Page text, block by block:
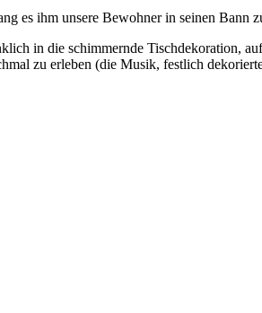
es ihm unsere Bewohner in seinen Bann
in die schimmernde Tischdekoration,
zu erleben (die Musik, festlich